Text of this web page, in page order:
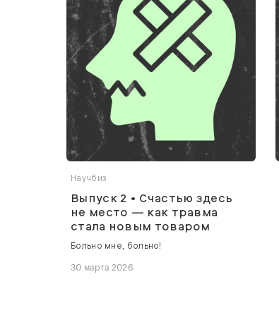
Научбиз
Выпуск 2 • Счастью здесь
не место — как травма
стала новым товаром
Больно мне, больно!
30 марта 2026